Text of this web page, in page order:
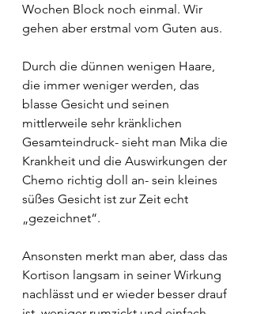
Wochen Block noch einmal. Wir
gehen aber erstmal vom Guten aus.
Durch die dünnen wenigen Haare,
die immer weniger werden, das
blasse Gesicht und seinen
mittlerweile sehr kränklichen
Gesamteindruck- sieht man Mika die
Krankheit und die Auswirkungen der
Chemo richtig doll an- sein kleines
süßes Gesicht ist zur Zeit echt
„gezeichnet“.
Ansonsten merkt man aber, dass das
Kortison langsam in seiner Wirkung
nachlässt und er wieder besser drauf